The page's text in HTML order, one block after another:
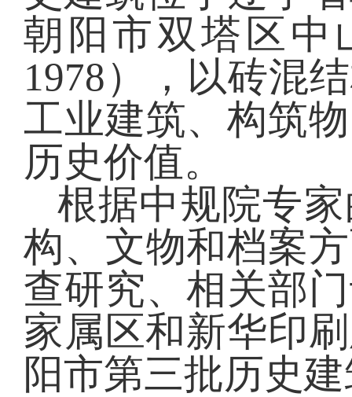
朝阳市双塔区中
1978），以砖混
工业建筑、构筑
历史价值。
根据中规院专
构、文物和档案
查研究、相关部
家属区和新华印
阳市第三批历史